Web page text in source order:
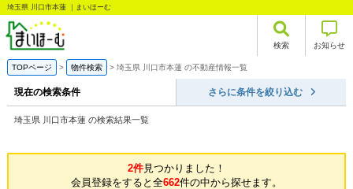
埼玉県 川口市本蓮 ｜まいほーむ
検索 お知らせ
TOPページ 物件検索 埼玉県 川口市本蓮 の不動産情報一覧
現在の検索条件 さらに条件を絞り込む
埼玉県 川口市本蓮 の検索結果一覧
2件見つかりました！
会員登録をすると全662件の中から探せます。